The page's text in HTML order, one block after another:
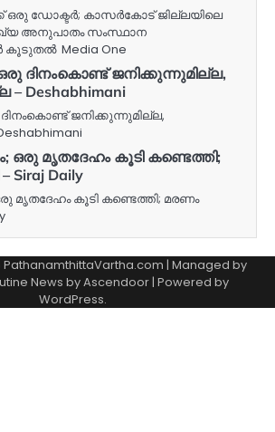
ഒരു ഡോക്ടർ; കാസർകോട് ജില്ലയിലെ
അനുപാതം സംസ്ഥാന
കൂടുതൽ Media One
ദിനംകൊണ്ട് ജനിക്കുന്നുമില്ല,
Deshabhimani
ജനിക്കുന്നുമില്ല,
ഒരു മൃതദേഹം കൂടി കണ്ടെത്തി;
Siraj Daily
മൃതദേഹം കൂടി കണ്ടെത്തി; മരണം
| Managed by
News byAscendoor| Powered by
WordPress.